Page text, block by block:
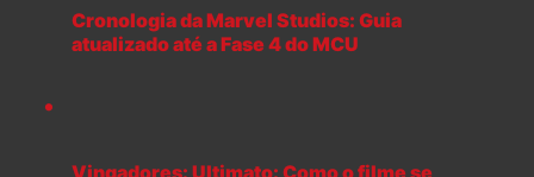
Cronologia da Marvel Studios: Guia
atualizado até a Fase 4 do MCU